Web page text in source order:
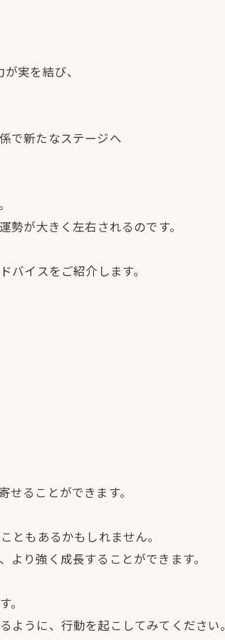
実を結び、
で新たなステージへ
が大きく左右されるのです。
バイスをご紹介します。
ることができます。
ともあるかもしれません。
り強く成長することができます。
。
うに、行動を起こしてみてください。